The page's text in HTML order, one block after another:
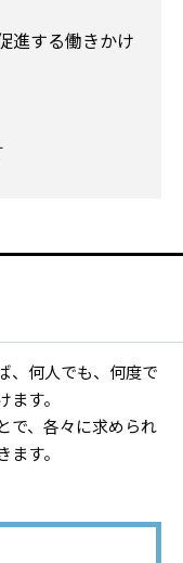
進する働きかけ
、何人でも、何度で
す。
で、各々に求められ
す。